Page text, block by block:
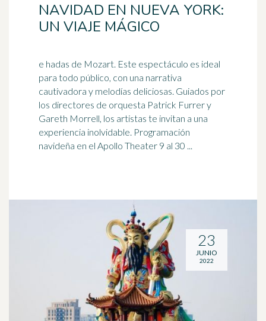
NAVIDAD EN NUEVA YORK:
UN VIAJE MÁGICO
e hadas de Mozart. Este espectáculo es ideal
para todo público, con una narrativa
cautivadora y melodías deliciosas. Guiados por
los directores de orquesta Patrick Furrer y
Gareth Morrell, los artistas te invitan a una
experiencia inolvidable. Programación
navideña en el Apollo Theater 9 al 30 ...
23
JUNIO
2022